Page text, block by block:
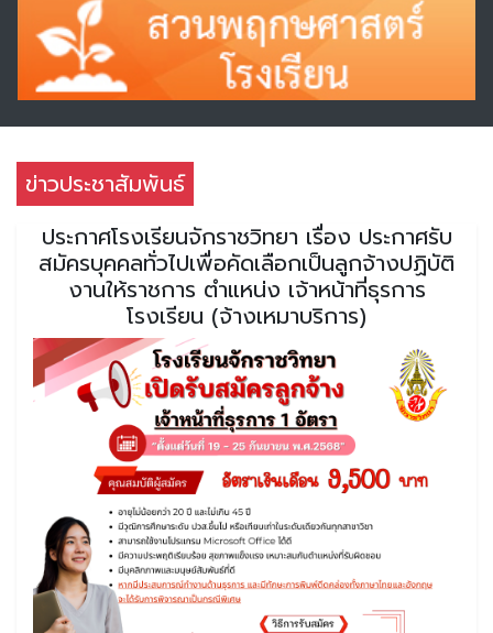
ข่าวประชาสัมพันธ์
ประกาศโรงเรียนจักราชวิทยา เรื่อง ประกาศรับ
สมัครบุคคลทั่วไปเพื่อคัดเลือกเป็นลูกจ้างปฏิบัติ
งานให้ราชการ ตำแหน่ง เจ้าหน้าที่ธุรการ
โรงเรียน (จ้างเหมาบริการ)